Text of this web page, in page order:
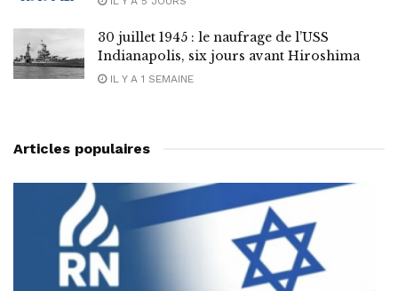
30 juillet 1945 : le naufrage de l’USS
Indianapolis, six jours avant Hiroshima
IL Y A 1 SEMAINE
Articles populaires